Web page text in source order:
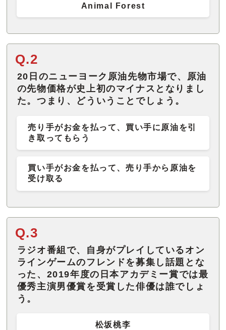
Animal Forest
Q.2
20日のニューヨーク原油先物市場で、原油
の先物価格が史上初のマイナスとなりまし
た。つまり、どういうことでしょう。
売り手がお金を払って、買い手に原油を引
き取ってもらう
買い手がお金を払って、売り手から原油を
受け取る
Q.3
ラジオ番組で、自身がプレイしているオン
ラインゲームのフレンドを募集し話題とな
った、2019年度の日本アカデミー賞では最
優秀主演男優賞を受賞した俳優は誰でしょ
う。
松坂桃李